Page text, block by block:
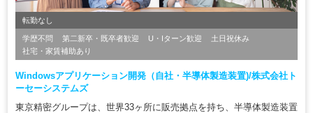
転勤なし
学歴不問 第二新卒・既卒者歓迎 U・Iターン歓迎
土日祝休み
社宅・家賃補助あり
Windowsアプリケーション開発（自社・半導体製造装置)/株式会社ト
ーセーシステムズ
東京精密グループは、世界33ヶ所に販売拠点を持ち、半導体製造装置